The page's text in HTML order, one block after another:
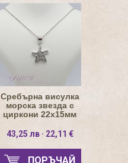
Сребърна висулка
морска звезда с
циркони 22х15мм
43,25 лв · 22,11 €
ПОРЪЧАЙ